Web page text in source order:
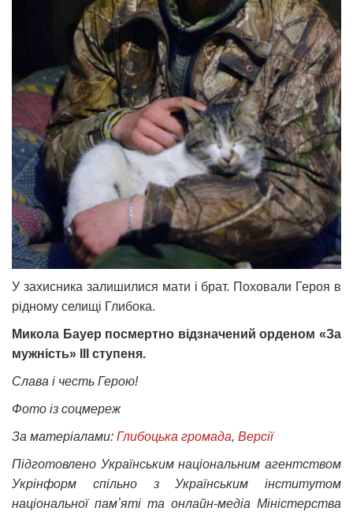
У захисника залишилися мати і брат. Поховали Героя в
рідному селищі Глибока.
Микола Бауер посмертно відзначений орденом «За
мужність» ІІІ ступеня.
Слава і честь Герою!
Фото із соцмереж
За матеріалами: Глибоцька громада, Версії
Підготовлено Українським національним агентством
Укрінформ спільно з Українським інститутом
національної памʼяті та онлайн-медіа Міністерства